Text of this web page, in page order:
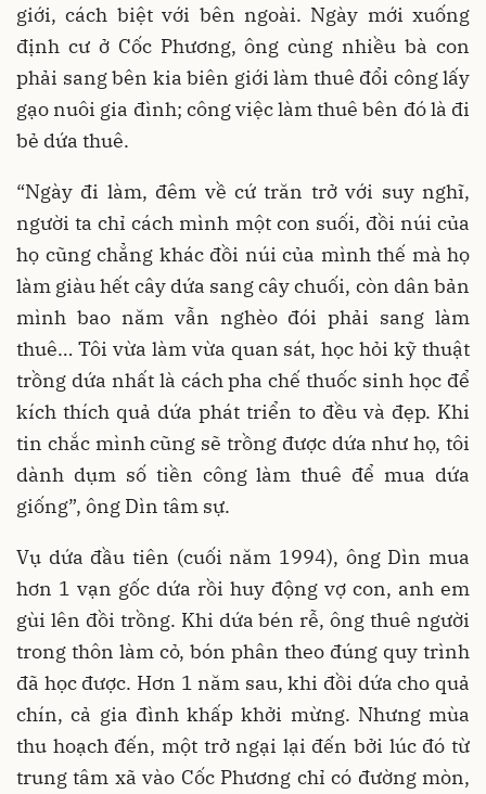
giới, cách biệt với bên ngoài. Ngày mới xuống
định cư ở Cốc Phương, ông cùng nhiều bà con
phải sang bên kia biên giới làm thuê đổi công lấy
gạo nuôi gia đình; công việc làm thuê bên đó là đi
bẻ dứa thuê.
“Ngày đi làm, đêm về cứ trăn trở với suy nghĩ,
người ta chỉ cách mình một con suối, đồi núi của
họ cũng chẳng khác đồi núi của mình thế mà họ
làm giàu hết cây dứa sang cây chuối, còn dân bản
mình bao năm vẫn nghèo đói phải sang làm
thuê… Tôi vừa làm vừa quan sát, học hỏi kỹ thuật
trồng dứa nhất là cách pha chế thuốc sinh học để
kích thích quả dứa phát triển to đều và đẹp. Khi
tin chắc mình cũng sẽ trồng được dứa như họ, tôi
dành dụm số tiền công làm thuê để mua dứa
giống”, ông Dìn tâm sự.
Vụ dứa đầu tiên (cuối năm 1994), ông Dìn mua
hơn 1 vạn gốc dứa rồi huy động vợ con, anh em
gùi lên đồi trồng. Khi dứa bén rễ, ông thuê người
trong thôn làm cỏ, bón phân theo đúng quy trình
đã học được. Hơn 1 năm sau, khi đồi dứa cho quả
chín, cả gia đình khấp khởi mừng. Nhưng mùa
thu hoạch đến, một trở ngại lại đến bởi lúc đó từ
trung tâm xã vào Cốc Phương chỉ có đường mòn,